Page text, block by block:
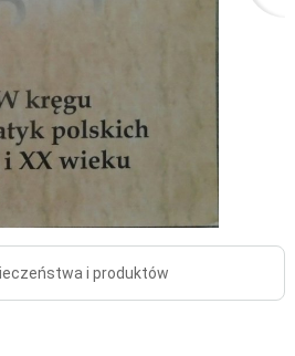
i produktów